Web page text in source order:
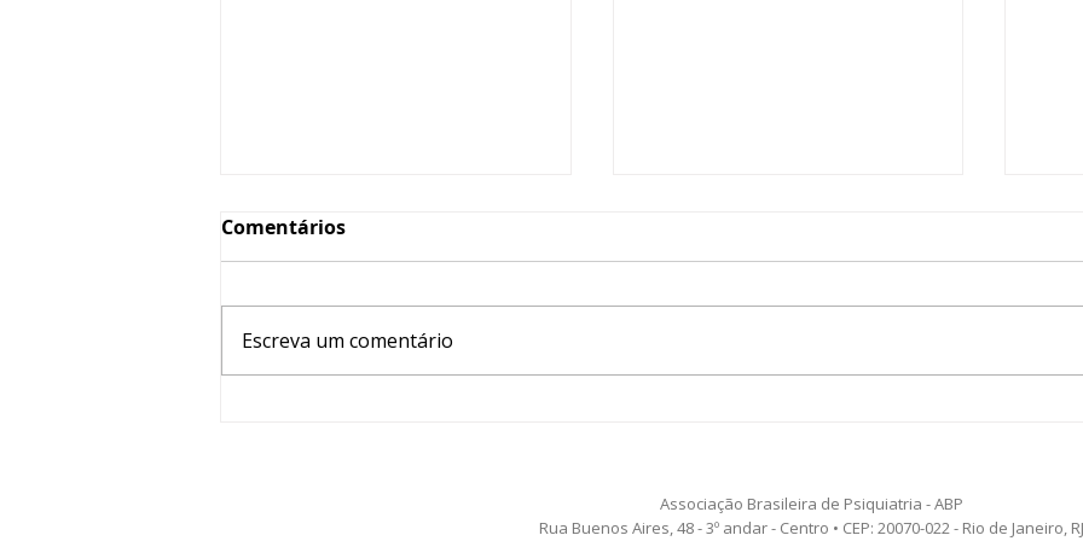
Comentários
Escreva um comentário
Associação Brasileira de Psiquiatria - ABP
Rua Buenos Aires, 48 - 3º andar - Centro • CEP: 20070-022 - Rio de Janeiro, RJ